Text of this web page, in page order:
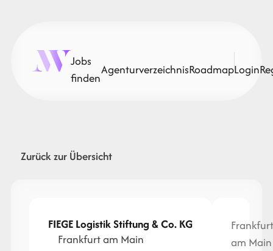
Jobs
finden
AgenturverzeichnisRoadmapLogin
Zurück zur Übersicht
FIEGE Logistik Stiftung & Co. KG
Frankfurt am Main
am Main